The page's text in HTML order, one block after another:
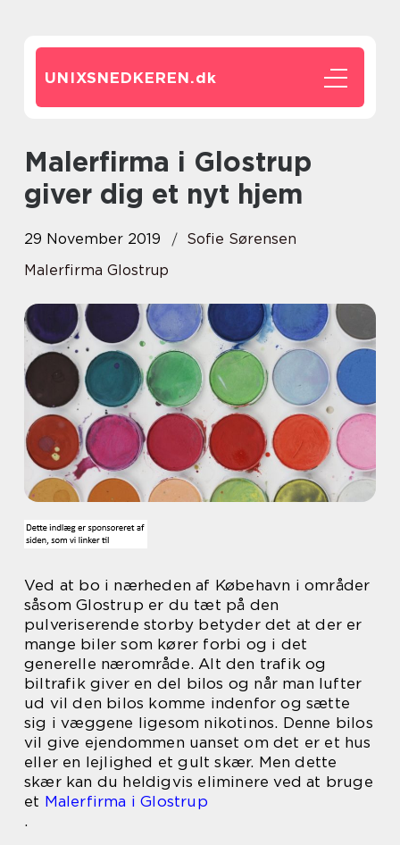
UNIXSNEDKEREN.dk
Malerfirma i Glostrup
giver dig et nyt hjem
29 November 2019
Sofie Sørensen
Malerfirma Glostrup
Ved at bo i nærheden af Købehavn i områder
såsom Glostrup er du tæt på den
pulveriserende storby betyder det at der er
mange biler som kører forbi og i det
generelle nærområde. Alt den trafik og
biltrafik giver en del bilos og når man lufter
ud vil den bilos komme indenfor og sætte
sig i væggene ligesom nikotinos. Denne bilos
vil give ejendommen uanset om det er et hus
eller en lejlighed et gult skær. Men dette
skær kan du heldigvis eliminere ved at bruge
et Malerfirma i Glostrup
.